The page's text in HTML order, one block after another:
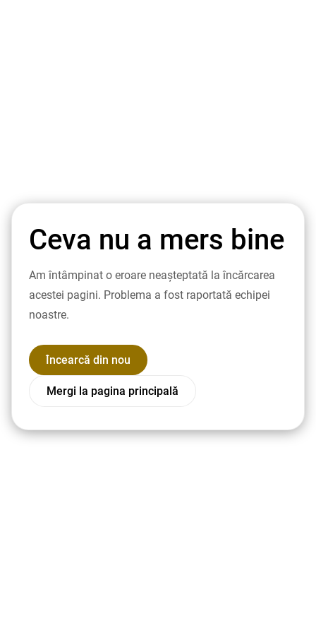
Ceva nu a mers bine
Am întâmpinat o eroare neașteptată la încărcarea
acestei pagini. Problema a fost raportată echipei
noastre.
Încearcă din nou
Mergi la pagina principală